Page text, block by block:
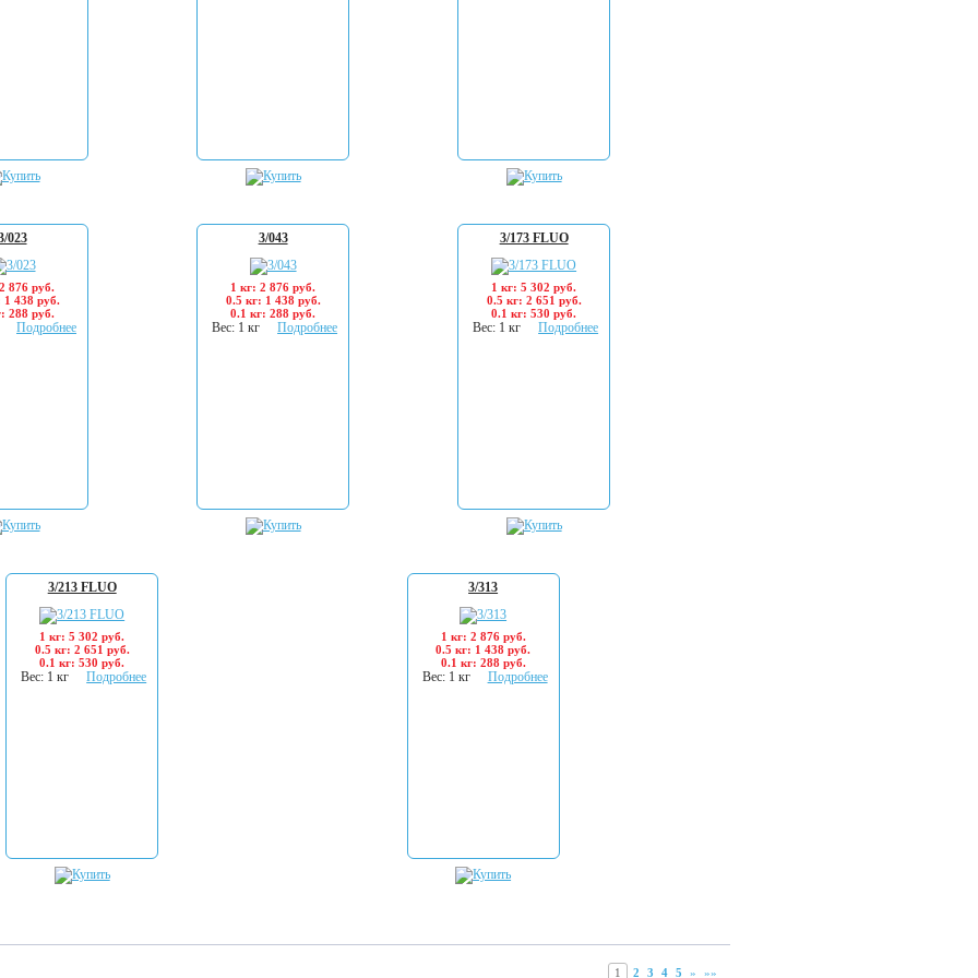
023
876 руб.
1 438 руб.
288 руб.
Подробнее
3/043
1 кг: 2 876 руб.
0.5 кг: 1 438 руб.
0.1 кг: 288 руб.
Вес: 1 кг Подробнее
3/173 FLUO
1 кг: 5 302 руб.
0.5 кг: 2 651 руб.
0.1 кг: 530 руб.
Вес: 1 кг Подробнее
3/213 FLUO
1 кг: 5 302 руб.
0.5 кг: 2 651 руб.
0.1 кг: 530 руб.
Вес: 1 кг Подробнее
3/313
1 кг: 2 876 руб.
0.5 кг: 1 438 руб.
0.1 кг: 288 руб.
Вес: 1 кг Подробнее
1 2 3 4 5 » »»